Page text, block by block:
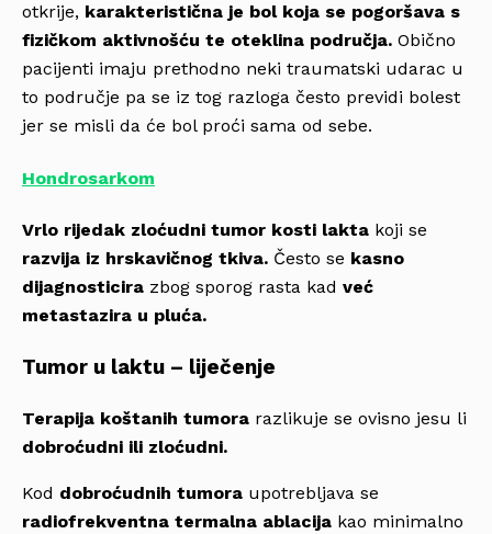
otkrije, karakteristična je bol koja se pogoršava s
fizičkom aktivnošću te oteklina područja. Obično
pacijenti imaju prethodno neki traumatski udarac u
to područje pa se iz tog razloga često previdi bolest
jer se misli da će bol proći sama od sebe.
Hondrosarkom
Vrlo rijedak zloćudni tumor kosti lakta koji se
razvija iz hrskavičnog tkiva. Često se kasno
dijagnosticira zbog sporog rasta kad već
metastazira u pluća.
Tumor u laktu – liječenje
Terapija koštanih tumora razlikuje se ovisno jesu li
dobroćudni ili zloćudni.
Kod dobroćudnih tumora upotrebljava se
radiofrekventna termalna ablacija kao minimalno